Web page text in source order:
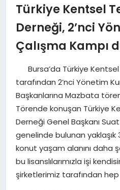
SAĞLIK
EKONOMI
MAGAZIN
EĞITIM
Türkiye Kentsel
Derneği, 2’nci
Çalışma Kampı
Bursa’da Türkiye
tarafından 2’nci Yönetim
Başkanlarına Mazbata
Törende konuşan Türkiye
Derneği Genel Başkanı
genelinde bulunan
konut yaşam alanını
bu lisanslılarımızla işi
şirketlerimiz tarafından